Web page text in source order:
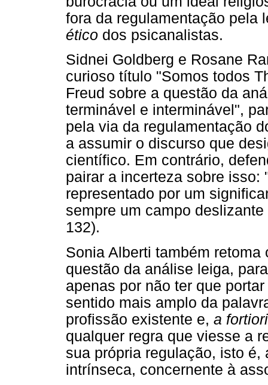
fora da regulamentação pela
ético dos psicanalistas.
Sidnei Goldberg e Rosane
curioso título "Somos todos
Freud sobre a questão da
terminável e interminável",
pela via da regulamentação
a assumir o discurso que
científico. Em contrário,
pairar a incerteza sobre isso:
representado por um
sempre um campo
132).
Sonia Alberti também
questão da análise leiga,
apenas por não ter que
sentido mais amplo da
profissão existente e, a
qualquer regra que viesse a
sua própria regulação, isto
intrínseca, concernente à